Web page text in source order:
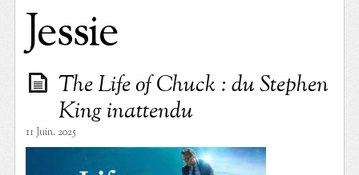
Jessie
The Life of Chuck : du Stephen
King inattendu
11 Juin. 2025